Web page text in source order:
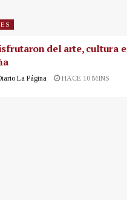
del arte, cultura
La Página HACE 10 MINS